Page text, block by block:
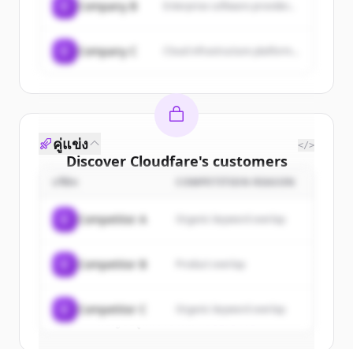
Company B
Company C
Discover Cloudfare's customers
Sign up for free to view allcustomers
New accounts include trial credits to
มีบัญชีอยู่แล้วใช่ไหม
คู่แข่ง </>
COMPETITION REASON
Competitor A Organic keyword overlap
Competitor B
Competitor C Organic keyword overlap